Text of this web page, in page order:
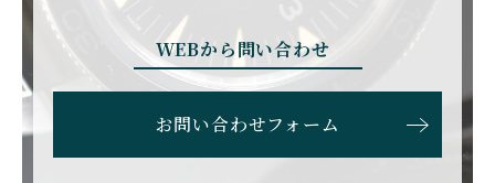
EBERHARD
エベラール
EDOX
エドックス
F.P.ジュルヌ
WEBから問い合わせ
お問い合わせフォーム